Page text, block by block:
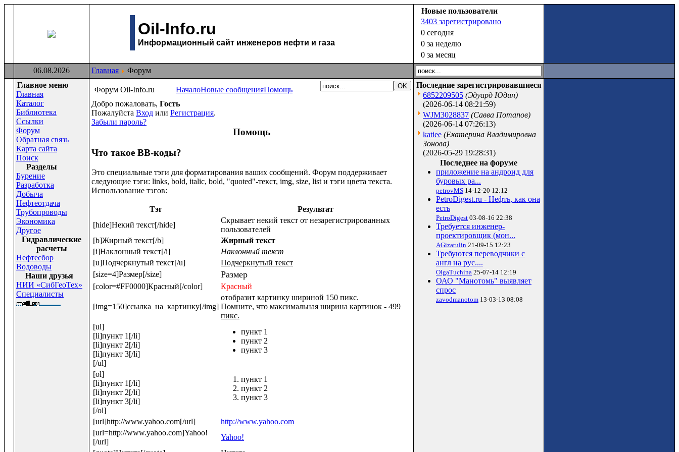
Oil-Info.ru
Информационный сайт инженеров нефти и газа
Новые пользователи
3403 зарегистрировано
0 сегодня
0 за неделю
0 за месяц
06.08.2026
Главная
Форум
Главное меню
Главная
Каталог
Библиотека
Ссылки
Форум
Обратная связь
Карта сайта
Поиск
Раздeлы
Бурение
Разработка
Добыча
Нефтеотдача
Трубопроводы
Экономика
Другое
Гидравлические
расчеты
Нефтесбор
Водоводы
Наши друзья
НИИ «СибГеоТех»
Специалисты
Форум Oil-Info.ru НачалоНовые сообщенияПомощь
Добро пожаловать, Гость
Пожалуйста Вход или Регистрация.
Забыли пароль?
Помощь
Что такое BB-коды?
Это специальные тэги для форматирования ваших сообщений. Форум поддерживает
следующие тэги: links, bold, italic, bold, "quoted"-текст, img, size, list и тэги цвета текста.
Использование тэгов:
Тэг
Результат
[hide]Некий текст[/hide]
Скрывает некий текст от незарегистрированных
пользователей
[b]Жирный текст[/b]
Жирный текст
[i]Наклонный текст[/i]
Наклонный текст
[u]Подчеркнутый текст[/u]
Подчеркнутый текст
[size=4]Размер[/size]
Размер
[color=#FF0000]Красный[/color] Красный
[img=150]ссылка_на_картинку[/img]
отобразит картинку шириной 150 пикс.
Помните, что максимальная ширина картинок - 499
пикс.
[ul]
[li]пункт 1[/li]
[li]пункт 2[/li]
[li]пункт 3[/li]
[/ul]
пункт 1
пункт 2
пункт 3
[ol]
[li]пункт 1[/li]
[li]пункт 2[/li]
[li]пункт 3[/li]
[/ol]
пункт 1
пункт 2
пункт 3
[url]http://www.yahoo.com[/url]
http://www.yahoo.com
[url=http://www.yahoo.com]Yahoo!
[/url]
Yahoo!
Последние зарегистрировавшиеся
6852209505 (Эдуард Юдин)
(2026-06-14 08:21:59)
WJM3028837 (Савва Потапов)
(2026-06-14 07:26:13)
katiee (Екатерина Владимировна
Зонова)
(2026-05-29 19:28:31)
Последнее на форуме
приложение на андроид для
буровых ра...
petrovMS 14-12-20 12:12
PetroDigest.ru - Нефть, как она
есть
PetroDigest 03-08-16 22:38
Требуется инженер-
проектировщик (мон...
AGizatulin 21-09-15 12:23
Требуются переводчики с
англ на рус....
OlgaTuchina 25-07-14 12:19
ОАО "Манотомь" выявляет
спрос
zavodmanotom 13-03-13 08:08